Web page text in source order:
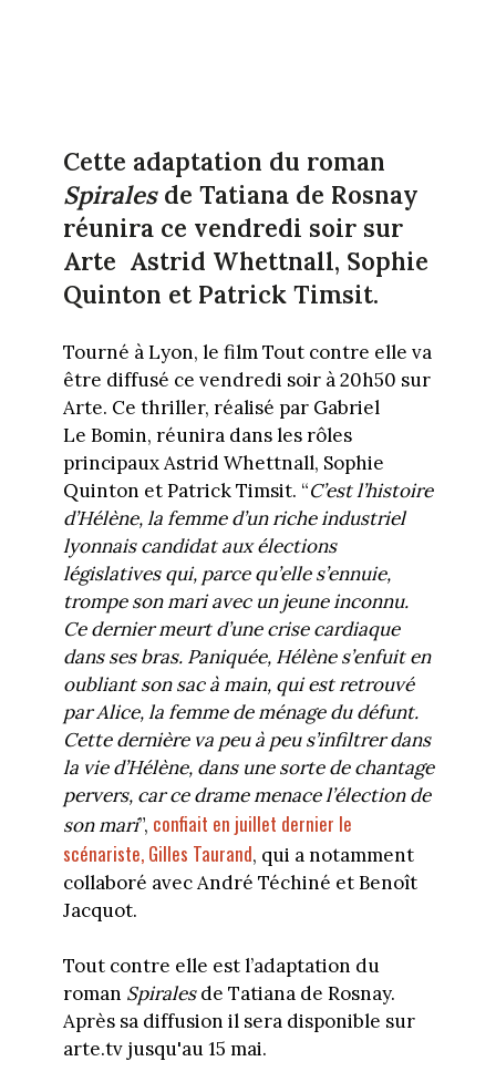
Cette adaptation du roman
Spiralesde Tatiana de Rosnay
réunira ce vendredi soir sur
Arte Astrid Whettnall, Sophie
Quinton et Patrick Timsit.
Tourné à Lyon, le film Tout contre elle va
être diffusé ce vendredi soir à 20h50 sur
Arte. Ce thriller, réalisé par Gabriel
Le Bomin, réunira dans les rôles
principaux Astrid Whettnall, Sophie
Quinton et Patrick Timsit. “C’est l’histoire
d’Hélène, la femme d’un riche industriel
lyonnais candidat aux élections
législatives qui, parce qu’elle s’ennuie,
trompe son mari avec un jeune inconnu.
Ce dernier meurt d’une crise cardiaque
dans ses bras. Paniquée, Hélène s’enfuit en
oubliant son sac à main, qui est retrouvé
par Alice, la femme de ménage du défunt.
Cette dernière va peu à peu s’infiltrer dans
la vie d’Hélène, dans une sorte de chantage
pervers, car ce drame menace l’élection de
son mari”, confiait en juillet dernier le
scénariste, Gilles Taurand, qui a notamment
collaboré avec André Téchiné et Benoît
Jacquot.
Tout contre elle est l’adaptation du
roman Spiralesde Tatiana de Rosnay.
Après sa diffusion il sera disponible sur
arte.tv jusqu'au 15 mai.